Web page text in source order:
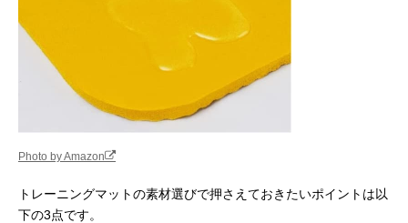
Photo by Amazon
トレーニングマットの素材選びで押さえておきたいポイントは以
下の3点です。